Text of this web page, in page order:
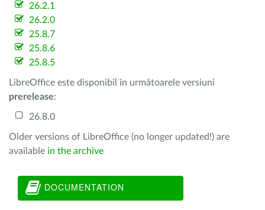
26.2.1
26.2.0
25.8.7
25.8.6
25.8.5
LibreOffice este disponibil în următoarele versiuni
prerelease:
26.8.0
Older versions of LibreOffice (no longer updated!) are
available in the archive
DOCUMENTATION